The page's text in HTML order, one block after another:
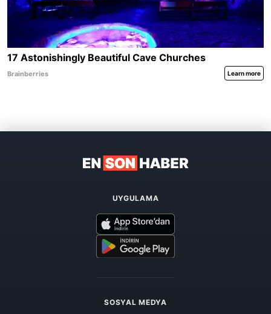
UYGULAMA
SOSYAL MEDYA